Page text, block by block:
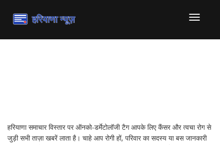
टॉगल
संचालित
हरियाणा समाचार विस्तार पर ऑनको-डर्मेटोलॉजी टैग आपके लिए कैंसर और त्वचा रोग से
जुड़ी सभी ताज़ा खबरें लाता है। चाहे आप रोगी हों, परिवार का सदस्य या बस जानकारी